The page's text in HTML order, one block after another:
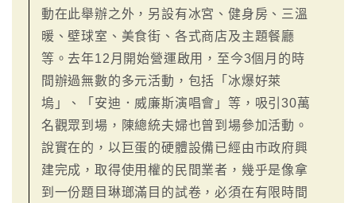
動在此舉辦之外，另設有冰宮、健身房、三溫
暖、壁球室、美食街、各式商店及主題餐廳
等。去年12月開始營運啟用，至今3個月的時
間辦過無數的多元活動，包括「冰爆好萊
塢」、「安迪．威廉斯演唱會」等，吸引30萬
名觀眾到場，陳總統夫婦也曾到場參加活動。
說實在的，以巨蛋的硬體設備已經由市政府興
建完成，取得使用權的民間業者，幾乎是像拿
到一份題目琳瑯滿目的試卷，必須在有限時間